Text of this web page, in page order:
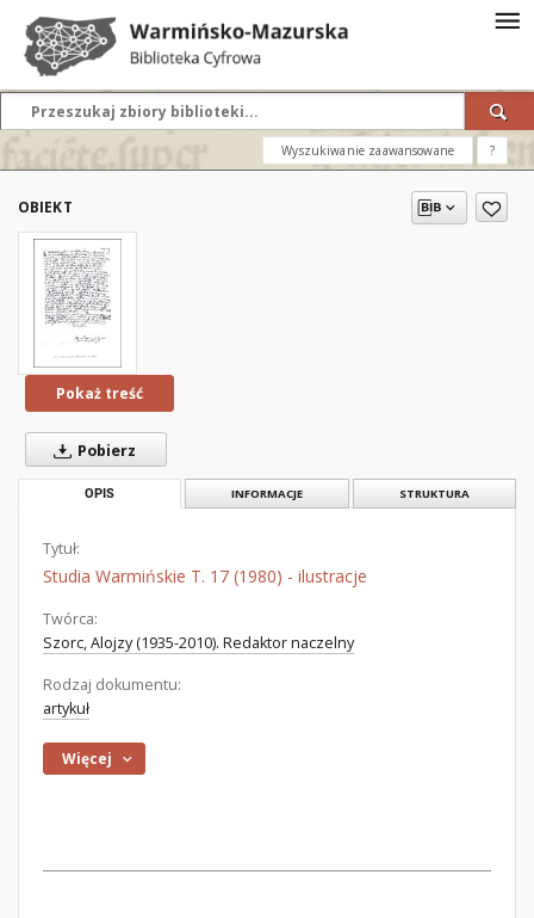
Wyszukiwanie zaawansowane ?
OBIEKT
Pokaż treść
Pobierz
OPIS INFORMACJE STRUKTURA
Tytuł:
Studia Warmińskie T. 17 (1980) - ilustracje
Twórca:
Szorc, Alojzy (1935-2010). Redaktor naczelny
Rodzaj dokumentu:
artykuł
Więcej